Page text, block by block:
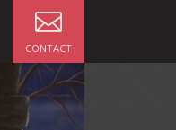
CONTACT